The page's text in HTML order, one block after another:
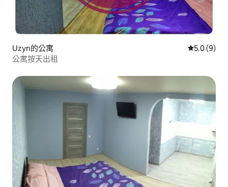
Uzyn的公寓 從 9 則評
5.0 (9)
公寓按天出租